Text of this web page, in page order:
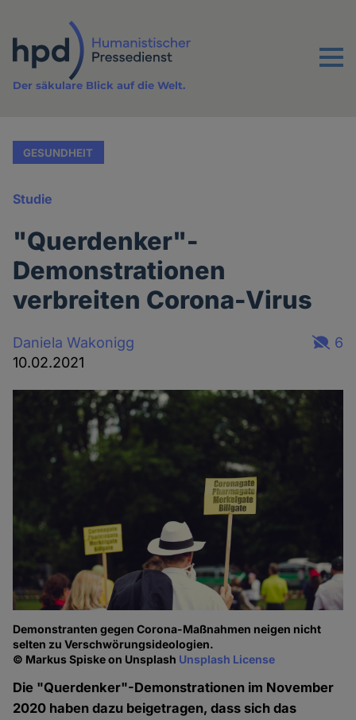
Inhalt
Menu
Der säkulare Blick auf die Welt.
GESUNDHEIT
Studie
"Querdenker"-
Demonstrationen
verbreiten Corona-Virus
Daniela Wakonigg
10.02.2021
6
Demonstranten gegen Corona-Maßnahmen neigen nicht
selten zu Verschwörungsideologien.
© Markus Spiske on Unsplash Unsplash License
Die "Querdenker"-Demonstrationen im November
2020 haben dazu beigetragen, dass sich das